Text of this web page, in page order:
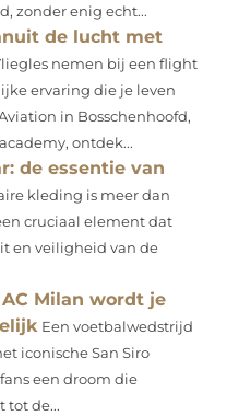
zonder enig echt...
de lucht met
nemen bij een flight
ervaring die je leven
in Bosschenhoofd,
ontdek...
de essentie van
kleding is meer dan
cruciaal element dat
en veiligheid van de
Milan wordt je
Een voetbalwedstrijd
iconische San Siro
een droom die
tot de...